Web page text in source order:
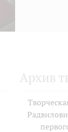
Архив